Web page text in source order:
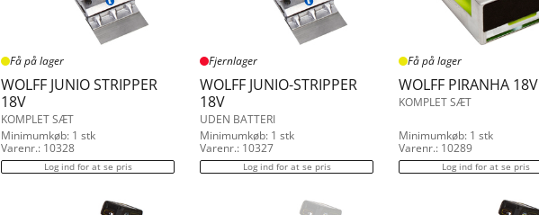
Få på lager
WOLFF JUNIO STRIPPER
18V
KOMPLET SÆT
Minimumkøb: 1 stk
Varenr.: 10328
Log ind for at se pris
Fjernlager
WOLFF JUNIO-STRIPPER
18V
UDEN BATTERI
Minimumkøb: 1 stk
Varenr.: 10327
Log ind for at se pris
Få på lager
WOLFF PIRANHA 18V
KOMPLET SÆT
Minimumkøb: 1 stk
Varenr.: 10289
Log ind for at se pris